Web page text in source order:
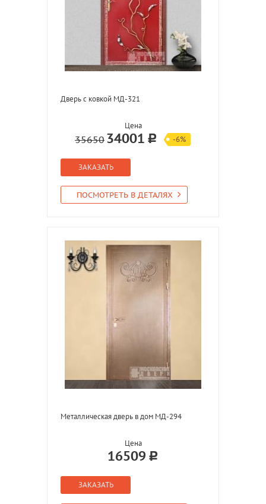
Дверь с ковкой МД-321
Цена
35650 34001 -6%
ЗАКАЗАТЬ
ПОСМОТРЕТЬ В ДЕТАЛЯХ
Металлическая дверь в дом МД-294
Цена
16509
ЗАКАЗАТЬ